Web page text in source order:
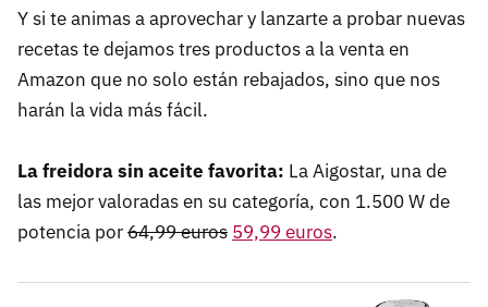
Y si te animas a aprovechar y lanzarte a probar nuevas
recetas te dejamos tres productos a la venta en
Amazon que no solo están rebajados, sino que nos
harán la vida más fácil.
La freidora sin aceite favorita: La Aigostar, una de
las mejor valoradas en su categoría, con 1.500 W de
potencia por64,99 euros 59,99 euros.